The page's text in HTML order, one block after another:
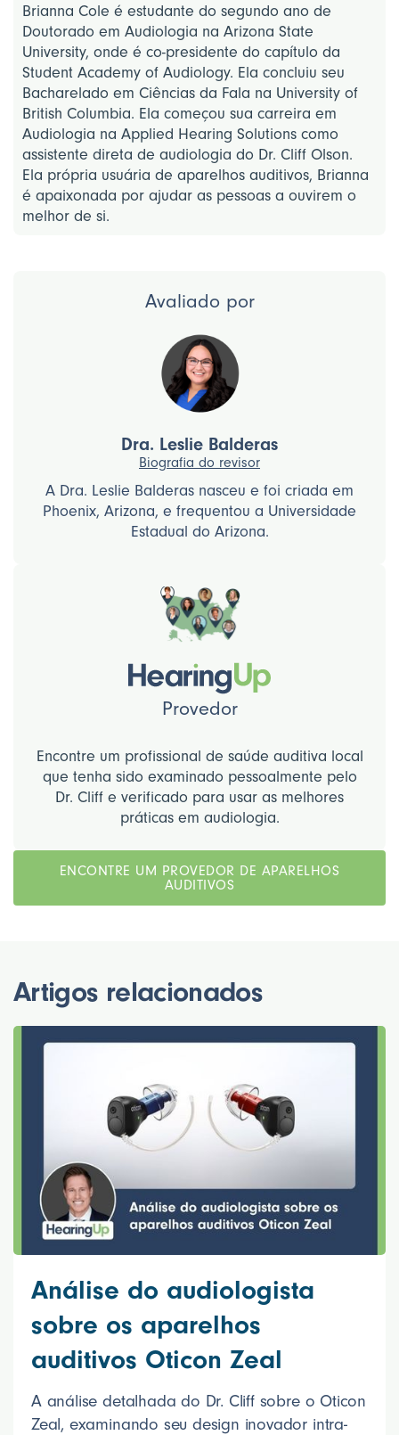
Brianna Cole é estudante do segundo ano de
Doutorado em Audiologia na Arizona State
University, onde é co-presidente do capítulo da
Student Academy of Audiology. Ela concluiu seu
Bacharelado em Ciências da Fala na University of
British Columbia. Ela começou sua carreira em
Audiologia na Applied Hearing Solutions como
assistente direta de audiologia do Dr. Cliff Olson.
Ela própria usuária de aparelhos auditivos, Brianna
é apaixonada por ajudar as pessoas a ouvirem o
melhor de si.
Avaliado por
Dra. Leslie Balderas
Biografia do revisor
A Dra. Leslie Balderas nasceu e foi criada em
Phoenix, Arizona, e frequentou a Universidade
Estadual do Arizona.
Provedor
Encontre um profissional de saúde auditiva local
que tenha sido examinado pessoalmente pelo
Dr. Cliff e verificado para usar as melhores
práticas em audiologia.
ENCONTRE UM PROVEDOR DE APARELHOS
AUDITIVOS
Artigos relacionados
Análise do audiologista
sobre os aparelhos
auditivos Oticon Zeal
A análise detalhada do Dr. Cliff sobre o Oticon
Zeal, examinando seu design inovador intra-